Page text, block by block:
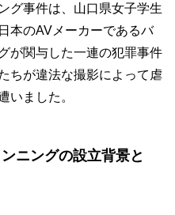
グ事件は、山口県女子学生
本のAVメーカーであるバ
が関与した一連の犯罪事件
ちが違法な撮影によって虐
いました。
ニングの設立背景と